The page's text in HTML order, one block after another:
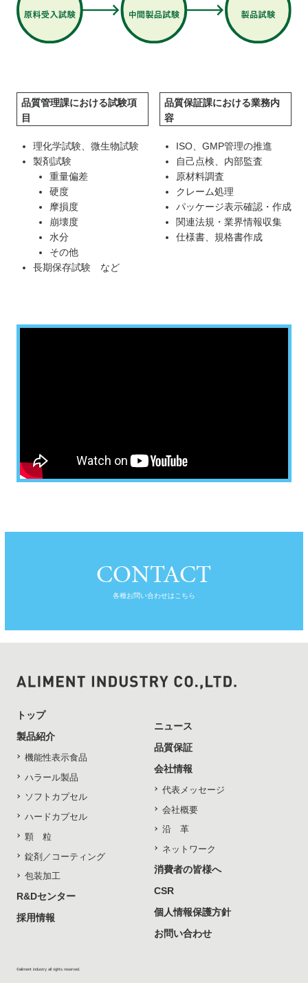
品質管理課における試験項
目
理化学試験、微生物試験
製剤試験
重量偏差
硬度
摩損度
崩壊度
水分
その他
長期保存試験 など
品質保証課における業務内
容
ISO、GMP管理の推進
自己点検、内部監査
原材料調査
クレーム処理
パッケージ表示確認・作成
関連法規・業界情報収集
仕様書、規格書作成
CONTACT
各種お問い合わせはこちら
トップ
製品紹介
機能性表示食品
ハラール製品
ソフトカプセル
ハードカプセル
顆 粒
錠剤／コーティング
包装加工
R&Dセンター
採用情報
ニュース
品質保証
会社情報
代表メッセージ
会社概要
沿 革
ネットワーク
消費者の皆様へ
CSR
個人情報保護方針
お問い合わせ
©aliment industry all rights reserved.